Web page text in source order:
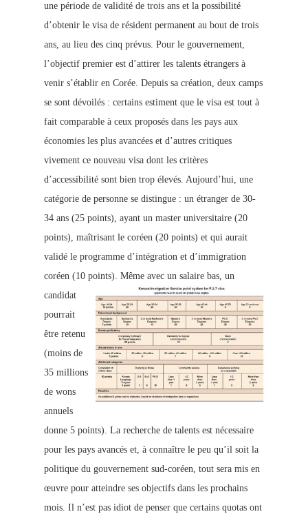
une période de validité de trois ans et la possibilité
d’obtenir le visa de résident permanent au bout de trois
ans, au lieu des cinq prévus. Pour le gouvernement,
l’objectif premier est d’attirer les talents étrangers à
venir s’établir en Corée. Depuis sa création, deux camps
se sont dévoilés : certains estiment que le visa est tout à
fait comparable à ceux proposés dans les pays aux
économies les plus avancées et d’autres critiques
vivement ce nouveau visa dont les critères
d’accessibilité sont bien trop élevés. Aujourd’hui, une
catégorie de personne se distingue : un étranger de 30-
34 ans (25 points), ayant un master universitaire (20
points), maîtrisant le coréen (20 points) et qui aurait
validé le programme d’intégration et d’immigration
coréen (10 points). Même avec un salaire bas, un
candidat
pourrait
être retenu
(moins de
35 millions
de wons
annuels
donne 5 points). La recherche de talents est nécessaire
pour les pays avancés et, à connaître le peu qu’il soit la
politique du gouvernement sud-coréen, tout sera mis en
œuvre pour atteindre ses objectifs dans les prochains
mois. Il n’est pas idiot de penser que certains quotas ont